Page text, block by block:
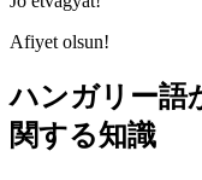
Afiyet olsun!
ハンガリー語
関する知識